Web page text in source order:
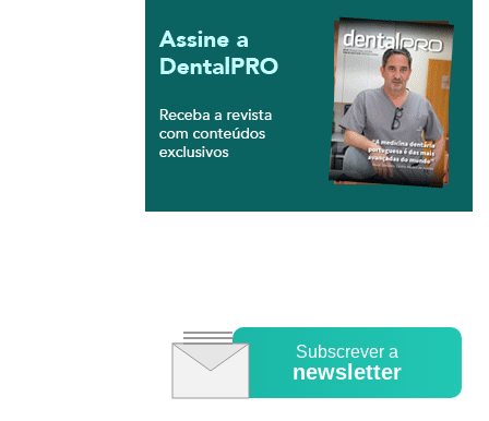
Subscrever a
newsletter